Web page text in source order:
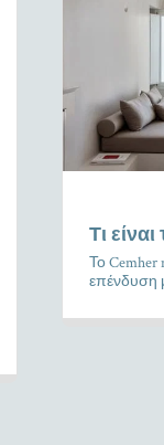
Τι
Το Cemher
επένδυση